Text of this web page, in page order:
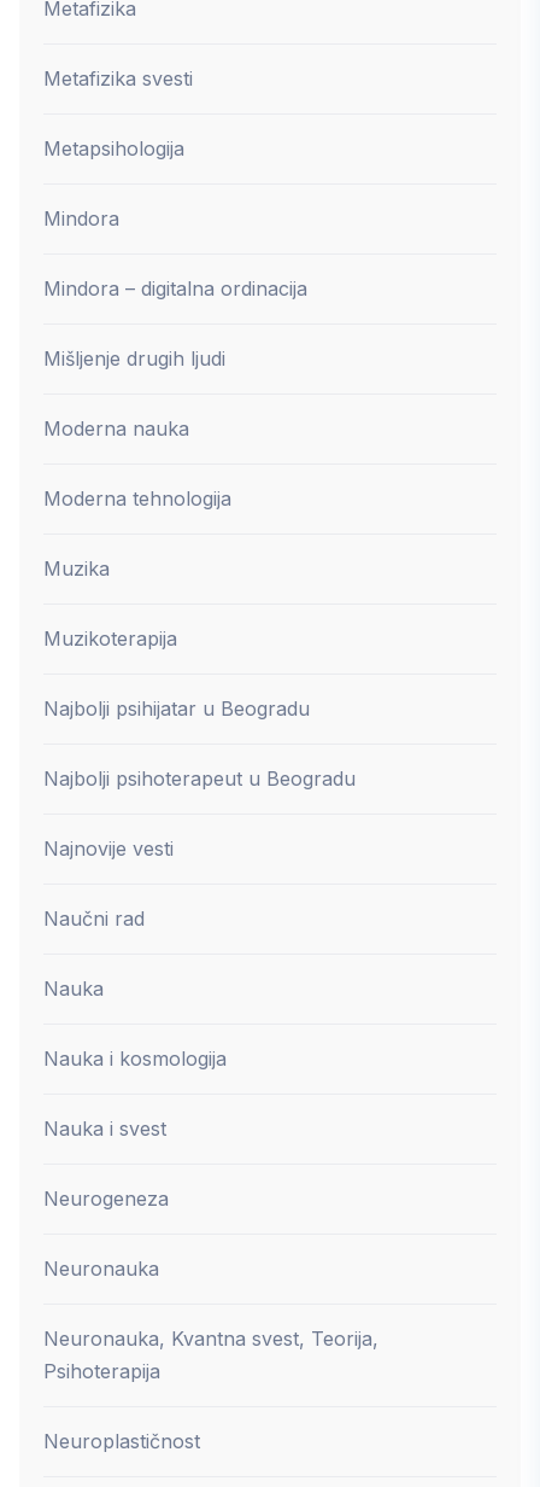
Metafizika
Metafizika svesti
Metapsihologija
Mindora
Mindora – digitalna ordinacija
Mišljenje drugih ljudi
Moderna nauka
Moderna tehnologija
Muzika
Muzikoterapija
Najbolji psihijatar u Beogradu
Najbolji psihoterapeut u Beogradu
Najnovije vesti
Naučni rad
Nauka
Nauka i kosmologija
Nauka i svest
Neurogeneza
Neuronauka
Neuronauka, Kvantna svest, Teorija,
Psihoterapija
Neuroplastičnost